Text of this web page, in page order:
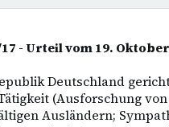
17 - Urteil vom 19.
Deutschland
(Ausforschung
Ausländern;